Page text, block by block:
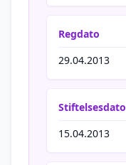
Regdato
29.04.2013
Stiftelsesdato
15.04.2013